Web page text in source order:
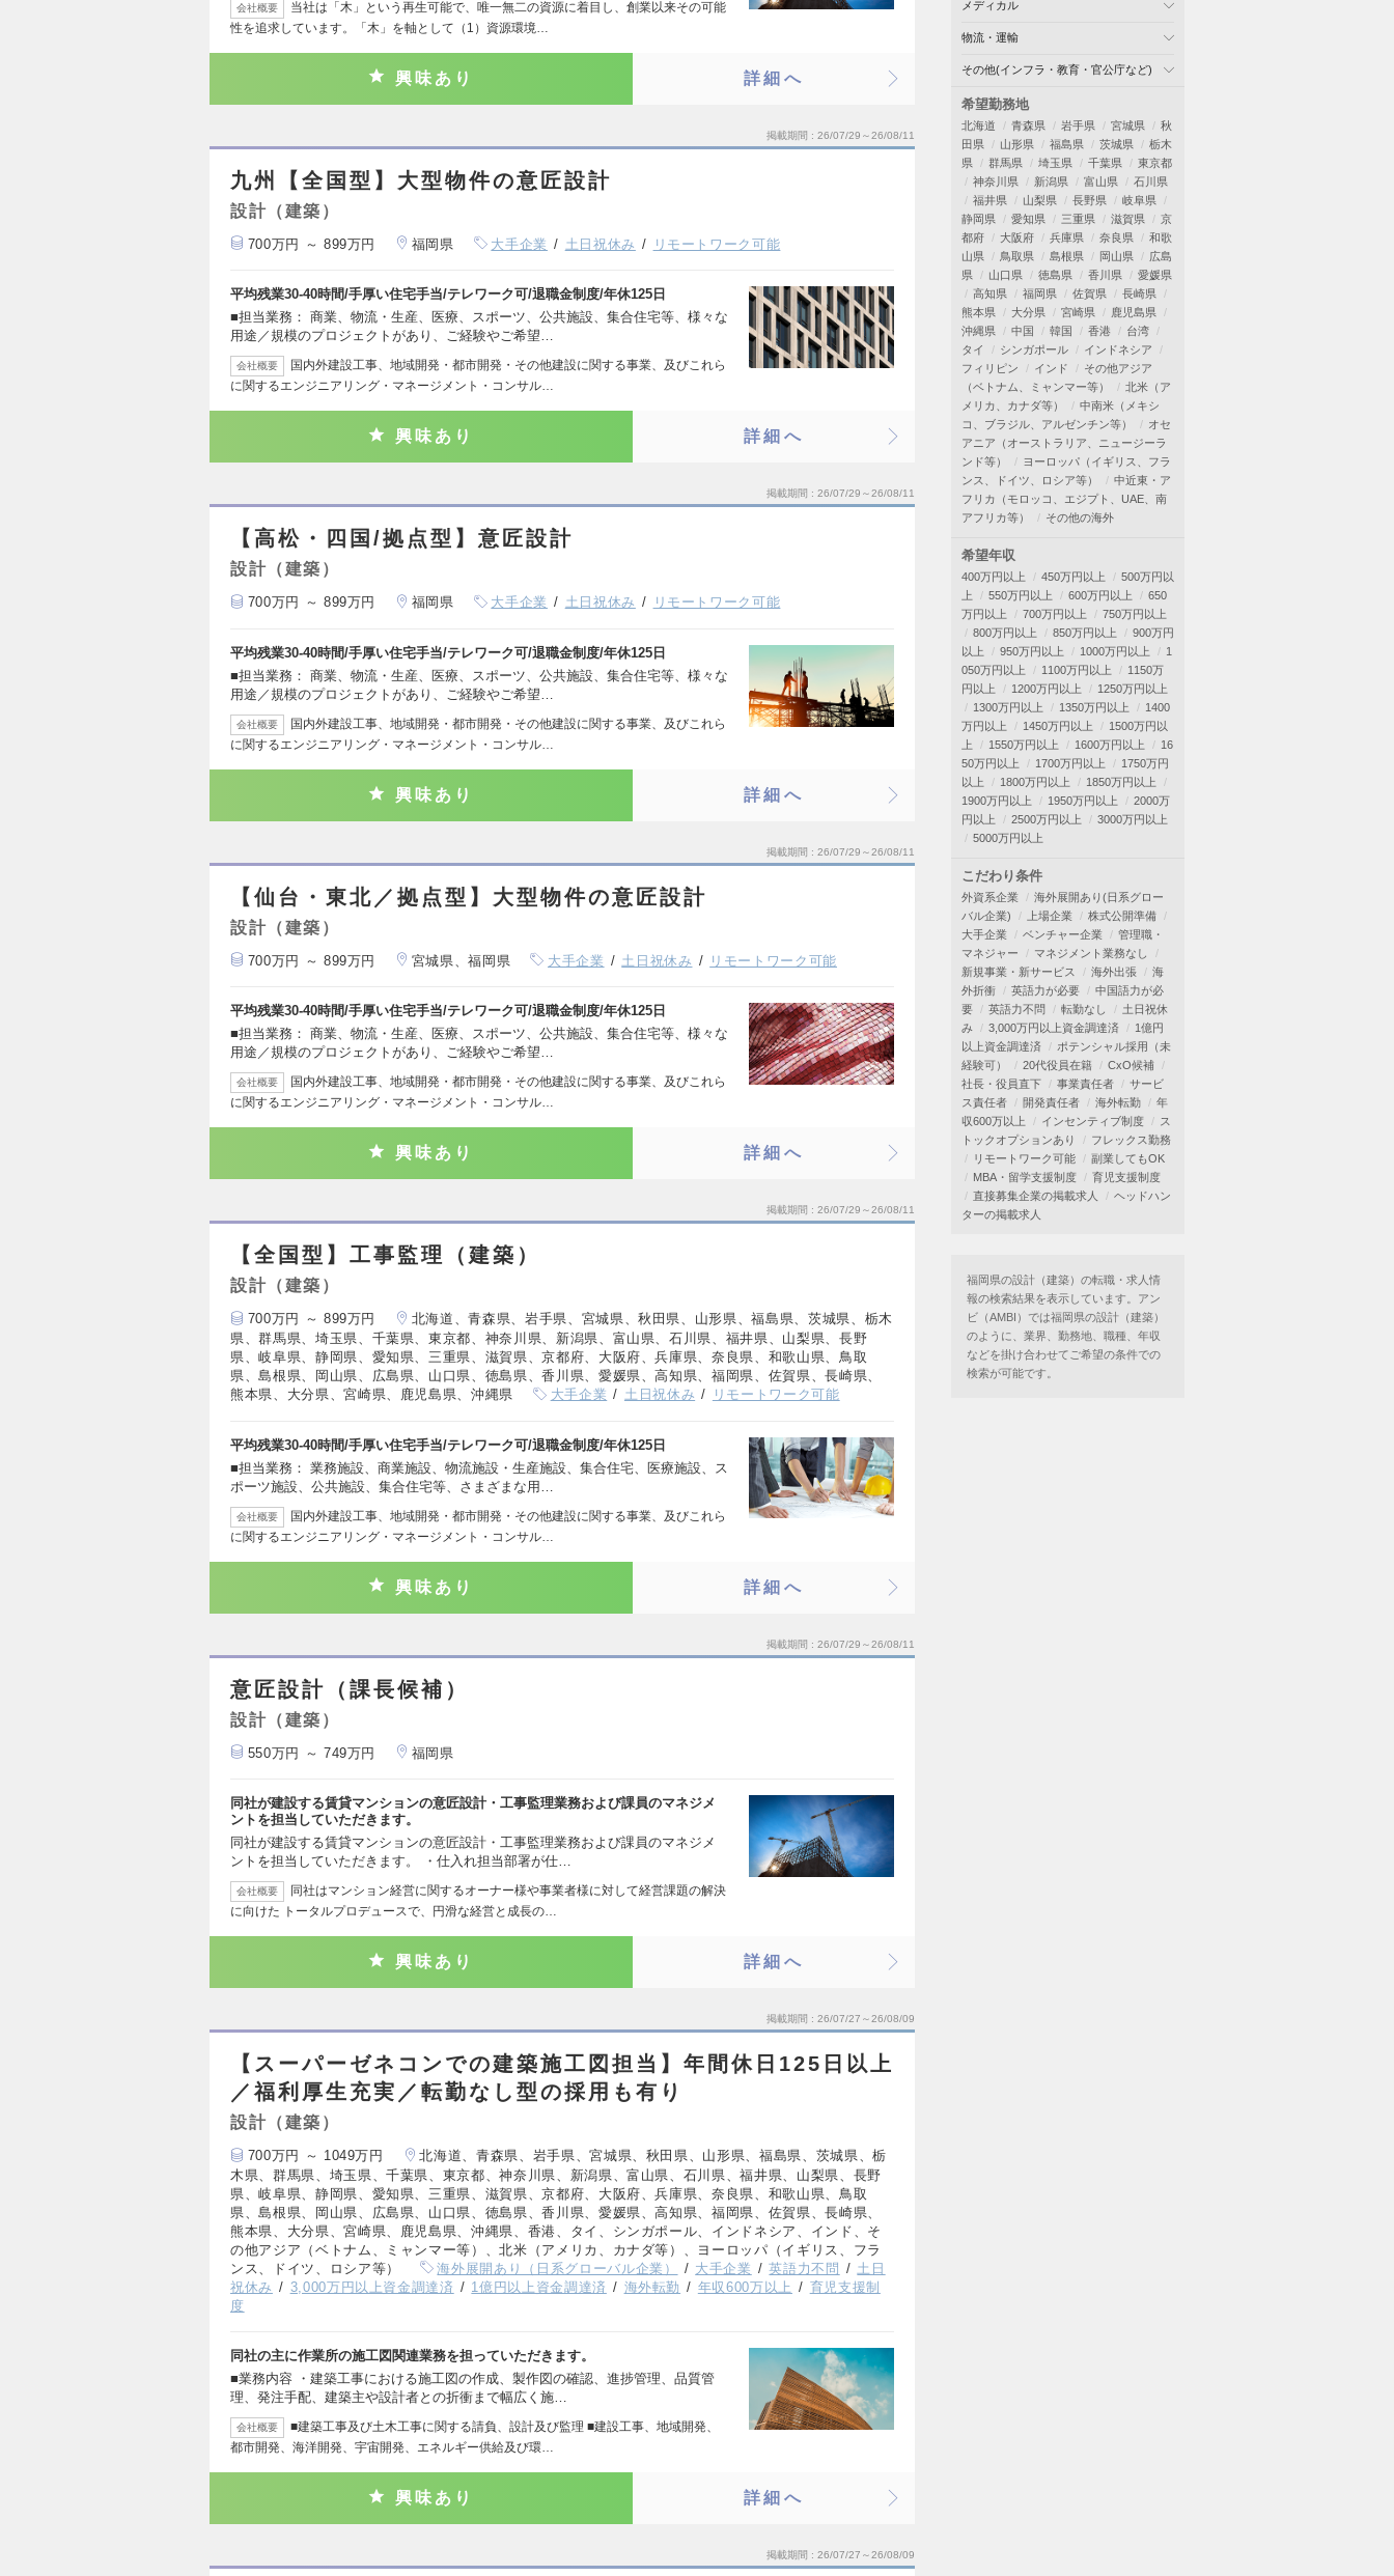
会社概要
当社は「木」という再生可能で、唯一無二の資源に着目し、創業以来その可能
性を追求しています。「木」を軸として（1）資源環境…
興味あり 詳細へ
掲載期間 26/07/29～26/08/11
九州【全国型】大型物件の意匠設計
設計（建築）
700万円 ～ 899万円 福岡県 大手企業 土日祝休み リモートワーク可能
平均残業30‐40時間/手厚い住宅手当/テレワーク可/退職金制度/年休125日
■担当業務： 商業、物流・生産、医療、スポーツ、公共施設、集合住宅等、様々な
用途／規模のプロジェクトがあり、ご経験やご希望…
会社概要
国内外建設工事、地域開発・都市開発・その他建設に関する事業、及びこれら
に関するエンジニアリング・マネージメント・コンサル…
興味あり 詳細へ
掲載期間 26/07/29～26/08/11
【高松・四国/拠点型】意匠設計
設計（建築）
700万円 ～ 899万円 福岡県 大手企業 土日祝休み リモートワーク可能
平均残業30‐40時間/手厚い住宅手当/テレワーク可/退職金制度/年休125日
■担当業務： 商業、物流・生産、医療、スポーツ、公共施設、集合住宅等、様々な
用途／規模のプロジェクトがあり、ご経験やご希望…
会社概要
国内外建設工事、地域開発・都市開発・その他建設に関する事業、及びこれら
に関するエンジニアリング・マネージメント・コンサル…
興味あり 詳細へ
掲載期間 26/07/29～26/08/11
【仙台・東北／拠点型】大型物件の意匠設計
設計（建築）
700万円 ～ 899万円 宮城県、福岡県 大手企業 土日祝休み リモートワーク可能
平均残業30‐40時間/手厚い住宅手当/テレワーク可/退職金制度/年休125日
■担当業務： 商業、物流・生産、医療、スポーツ、公共施設、集合住宅等、様々な
用途／規模のプロジェクトがあり、ご経験やご希望…
会社概要
国内外建設工事、地域開発・都市開発・その他建設に関する事業、及びこれら
に関するエンジニアリング・マネージメント・コンサル…
興味あり 詳細へ
掲載期間 26/07/29～26/08/11
【全国型】工事監理（建築）
設計（建築）
700万円 ～ 899万円
北海道、青森県、岩手県、宮城県、秋田県、山形県、福島県、茨城県、栃木
県、群馬県、埼玉県、千葉県、東京都、神奈川県、新潟県、富山県、石川県、福井県、山梨県、長野
県、岐阜県、静岡県、愛知県、三重県、滋賀県、京都府、大阪府、兵庫県、奈良県、和歌山県、鳥取
県、島根県、岡山県、広島県、山口県、徳島県、香川県、愛媛県、高知県、福岡県、佐賀県、長崎県、
熊本県、大分県、宮崎県、鹿児島県、沖縄県
大手企業 土日祝休み リモートワーク可能
平均残業30‐40時間/手厚い住宅手当/テレワーク可/退職金制度/年休125日
■担当業務： 業務施設、商業施設、物流施設・生産施設、集合住宅、医療施設、ス
ポーツ施設、公共施設、集合住宅等、さまざまな用…
会社概要
国内外建設工事、地域開発・都市開発・その他建設に関する事業、及びこれら
に関するエンジニアリング・マネージメント・コンサル…
興味あり 詳細へ
掲載期間 26/07/29～26/08/11
意匠設計（課長候補）
設計（建築）
550万円 ～ 749万円 福岡県
同社が建設する賃貸マンションの意匠設計・工事監理業務および課員のマネジメ
ントを担当していただきます。
同社が建設する賃貸マンションの意匠設計・工事監理業務および課員のマネジメ
ントを担当していただきます。 ・仕入れ担当部署が仕…
会社概要
同社はマンション経営に関するオーナー様や事業者様に対して経営課題の解決
に向けた トータルプロデュースで、円滑な経営と成長の…
興味あり 詳細へ
掲載期間 26/07/27～26/08/09
【スーパーゼネコンでの建築施工図担当】年間休日125日以上
／福利厚生充実／転勤なし型の採用も有り
設計（建築）
700万円 ～ 1049万円
北海道、青森県、岩手県、宮城県、秋田県、山形県、福島県、茨城県、栃
木県、群馬県、埼玉県、千葉県、東京都、神奈川県、新潟県、富山県、石川県、福井県、山梨県、長野
県、岐阜県、静岡県、愛知県、三重県、滋賀県、京都府、大阪府、兵庫県、奈良県、和歌山県、鳥取
県、島根県、岡山県、広島県、山口県、徳島県、香川県、愛媛県、高知県、福岡県、佐賀県、長崎県、
熊本県、大分県、宮崎県、鹿児島県、沖縄県、香港、タイ、シンガポール、インドネシア、インド、そ
の他アジア（ベトナム、ミャンマー等）、北米（アメリカ、カナダ等）、ヨーロッパ（イギリス、フラ
ンス、ドイツ、ロシア等）
海外展開あり（日系グローバル企業） 大手企業 英語力不問
土日
祝休み
3,000万円以上資金調達済 1億円以上資金調達済 海外転勤 年収600万以上
育児支援制
度
同社の主に作業所の施工図関連業務を担っていただきます。
■業務内容 ・建築工事における施工図の作成、製作図の確認、進捗管理、品質管
理、発注手配、建築主や設計者との折衝まで幅広く施…
会社概要
■建築工事及び土木工事に関する請負、設計及び監理 ■建設工事、地域開発、
都市開発、海洋開発、宇宙開発、エネルギー供給及び環…
興味あり 詳細へ
掲載期間 26/07/27～26/08/09
メディカル
物流・運輸
その他(インフラ・教育・官公庁など)
希望勤務地
北海道 青森県 岩手県 宮城県
秋
田県
山形県 福島県 茨城県
栃木
県
群馬県 埼玉県 千葉県
東京都
神奈川県
新潟県 富山県
石川県
福井県
山梨県 長野県
岐阜県
静岡県
愛知県 三重県 滋賀県
京
都府
大阪府 兵庫県 奈良県
和歌
山県
鳥取県 島根県 岡山県
広島
県
山口県 徳島県 香川県
愛媛県
高知県
福岡県 佐賀県
長崎県
熊本県
大分県 宮崎県
鹿児島県
沖縄県
中国 韓国 香港
台湾
タイ
シンガポール
インドネシア
フィリピン
インド
その他アジア
（ベトナム、ミャンマー等）
北米（ア
メリカ、カナダ等）
中南米（メキシ
コ、ブラジル、アルゼンチン等）
オセ
アニア（オーストラリア、ニュージーラ
ンド等）
ヨーロッパ（イギリス、フラ
ンス、ドイツ、ロシア等）
中近東・ア
フリカ（モロッコ、エジプト、UAE、南
アフリカ等）
その他の海外
希望年収
400万円以上 450万円以上
500万円以
上
550万円以上 600万円以上
650
万円以上
700万円以上
750万円以上
800万円以上
850万円以上
900万円
以上
950万円以上 1000万円以上
1
050万円以上
1100万円以上
1150万
円以上
1200万円以上
1250万円以上
1300万円以上
1350万円以上
1400
万円以上
1450万円以上
1500万円以
上
1550万円以上 1600万円以上
16
50万円以上
1700万円以上
1750万円
以上
1800万円以上
1850万円以上
1900万円以上
1950万円以上
2000万
円以上
2500万円以上
3000万円以上
5000万円以上
こだわり条件
外資系企業
海外展開あり(日系グロー
バル企業)
上場企業
株式公開準備
大手企業
ベンチャー企業
管理職・
マネジャー
マネジメント業務なし
新規事業・新サービス
海外出張
海
外折衝
英語力が必要
中国語力が必
要
英語力不問 転勤なし
土日祝休
み
3,000万円以上資金調達済
1億円
以上資金調達済
ポテンシャル採用（未
経験可）
20代役員在籍
CxO候補
社長・役員直下
事業責任者
サービ
ス責任者
開発責任者 海外転勤
年
収600万以上
インセンティブ制度
ス
トックオプションあり
フレックス勤務
リモートワーク可能
副業してもOK
MBA・留学支援制度
育児支援制度
直接募集企業の掲載求人
ヘッドハン
ターの掲載求人
福岡県の設計（建築）の転職・求人情
報の検索結果を表示しています。アン
ビ（AMBI）では福岡県の設計（建築）
のように、業界、勤務地、職種、年収
などを掛け合わせてご希望の条件での
検索が可能です。